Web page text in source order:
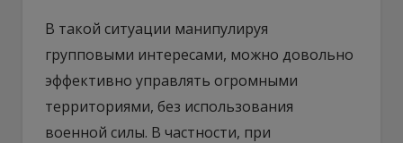
В такой ситуации манипулируя
групповыми интересами, можно довольно
эффективно управлять огромными
территориями, без использования
военной силы. В частности, при